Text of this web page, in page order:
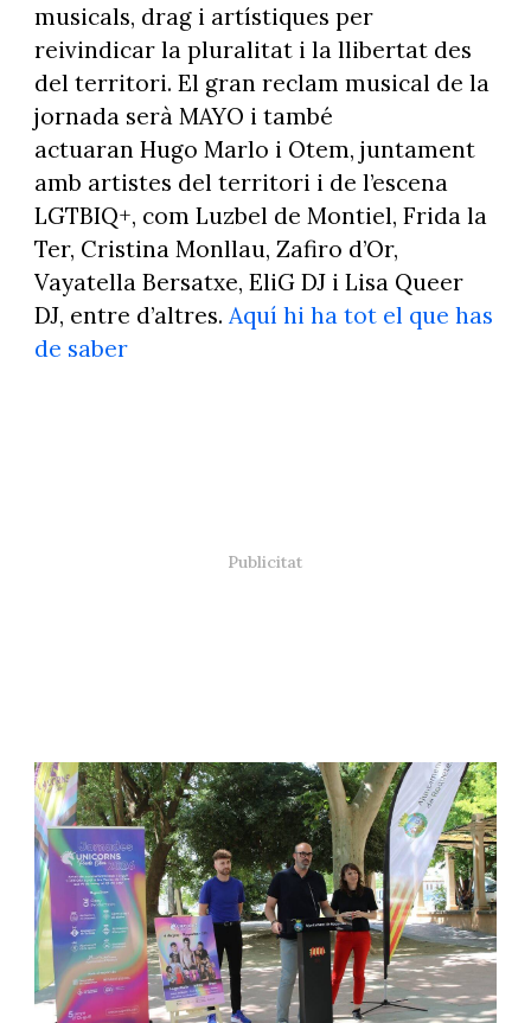
musicals, drag i artístiques per
reivindicar la pluralitat i la llibertat des
del territori. El gran reclam musical de la
jornada serà MAYO i també
actuaran Hugo Marlo i Otem, juntament
amb artistes del territori i de l’escena
LGTBIQ+, com Luzbel de Montiel, Frida la
Ter, Cristina Monllau, Zafiro d’Or,
Vayatella Bersatxe, EliG DJ i Lisa Queer
DJ, entre d’altres. Aquí hi ha tot el que has
de saber